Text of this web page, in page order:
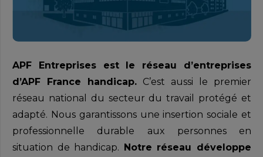
APF Entreprises est le réseau d’entreprises
d’APF France handicap. C’est aussi le premier
réseau national du secteur du travail protégé et
adapté. Nous garantissons une insertion sociale et
professionnelle durable aux personnes en
situation de handicap. Notre réseau développe